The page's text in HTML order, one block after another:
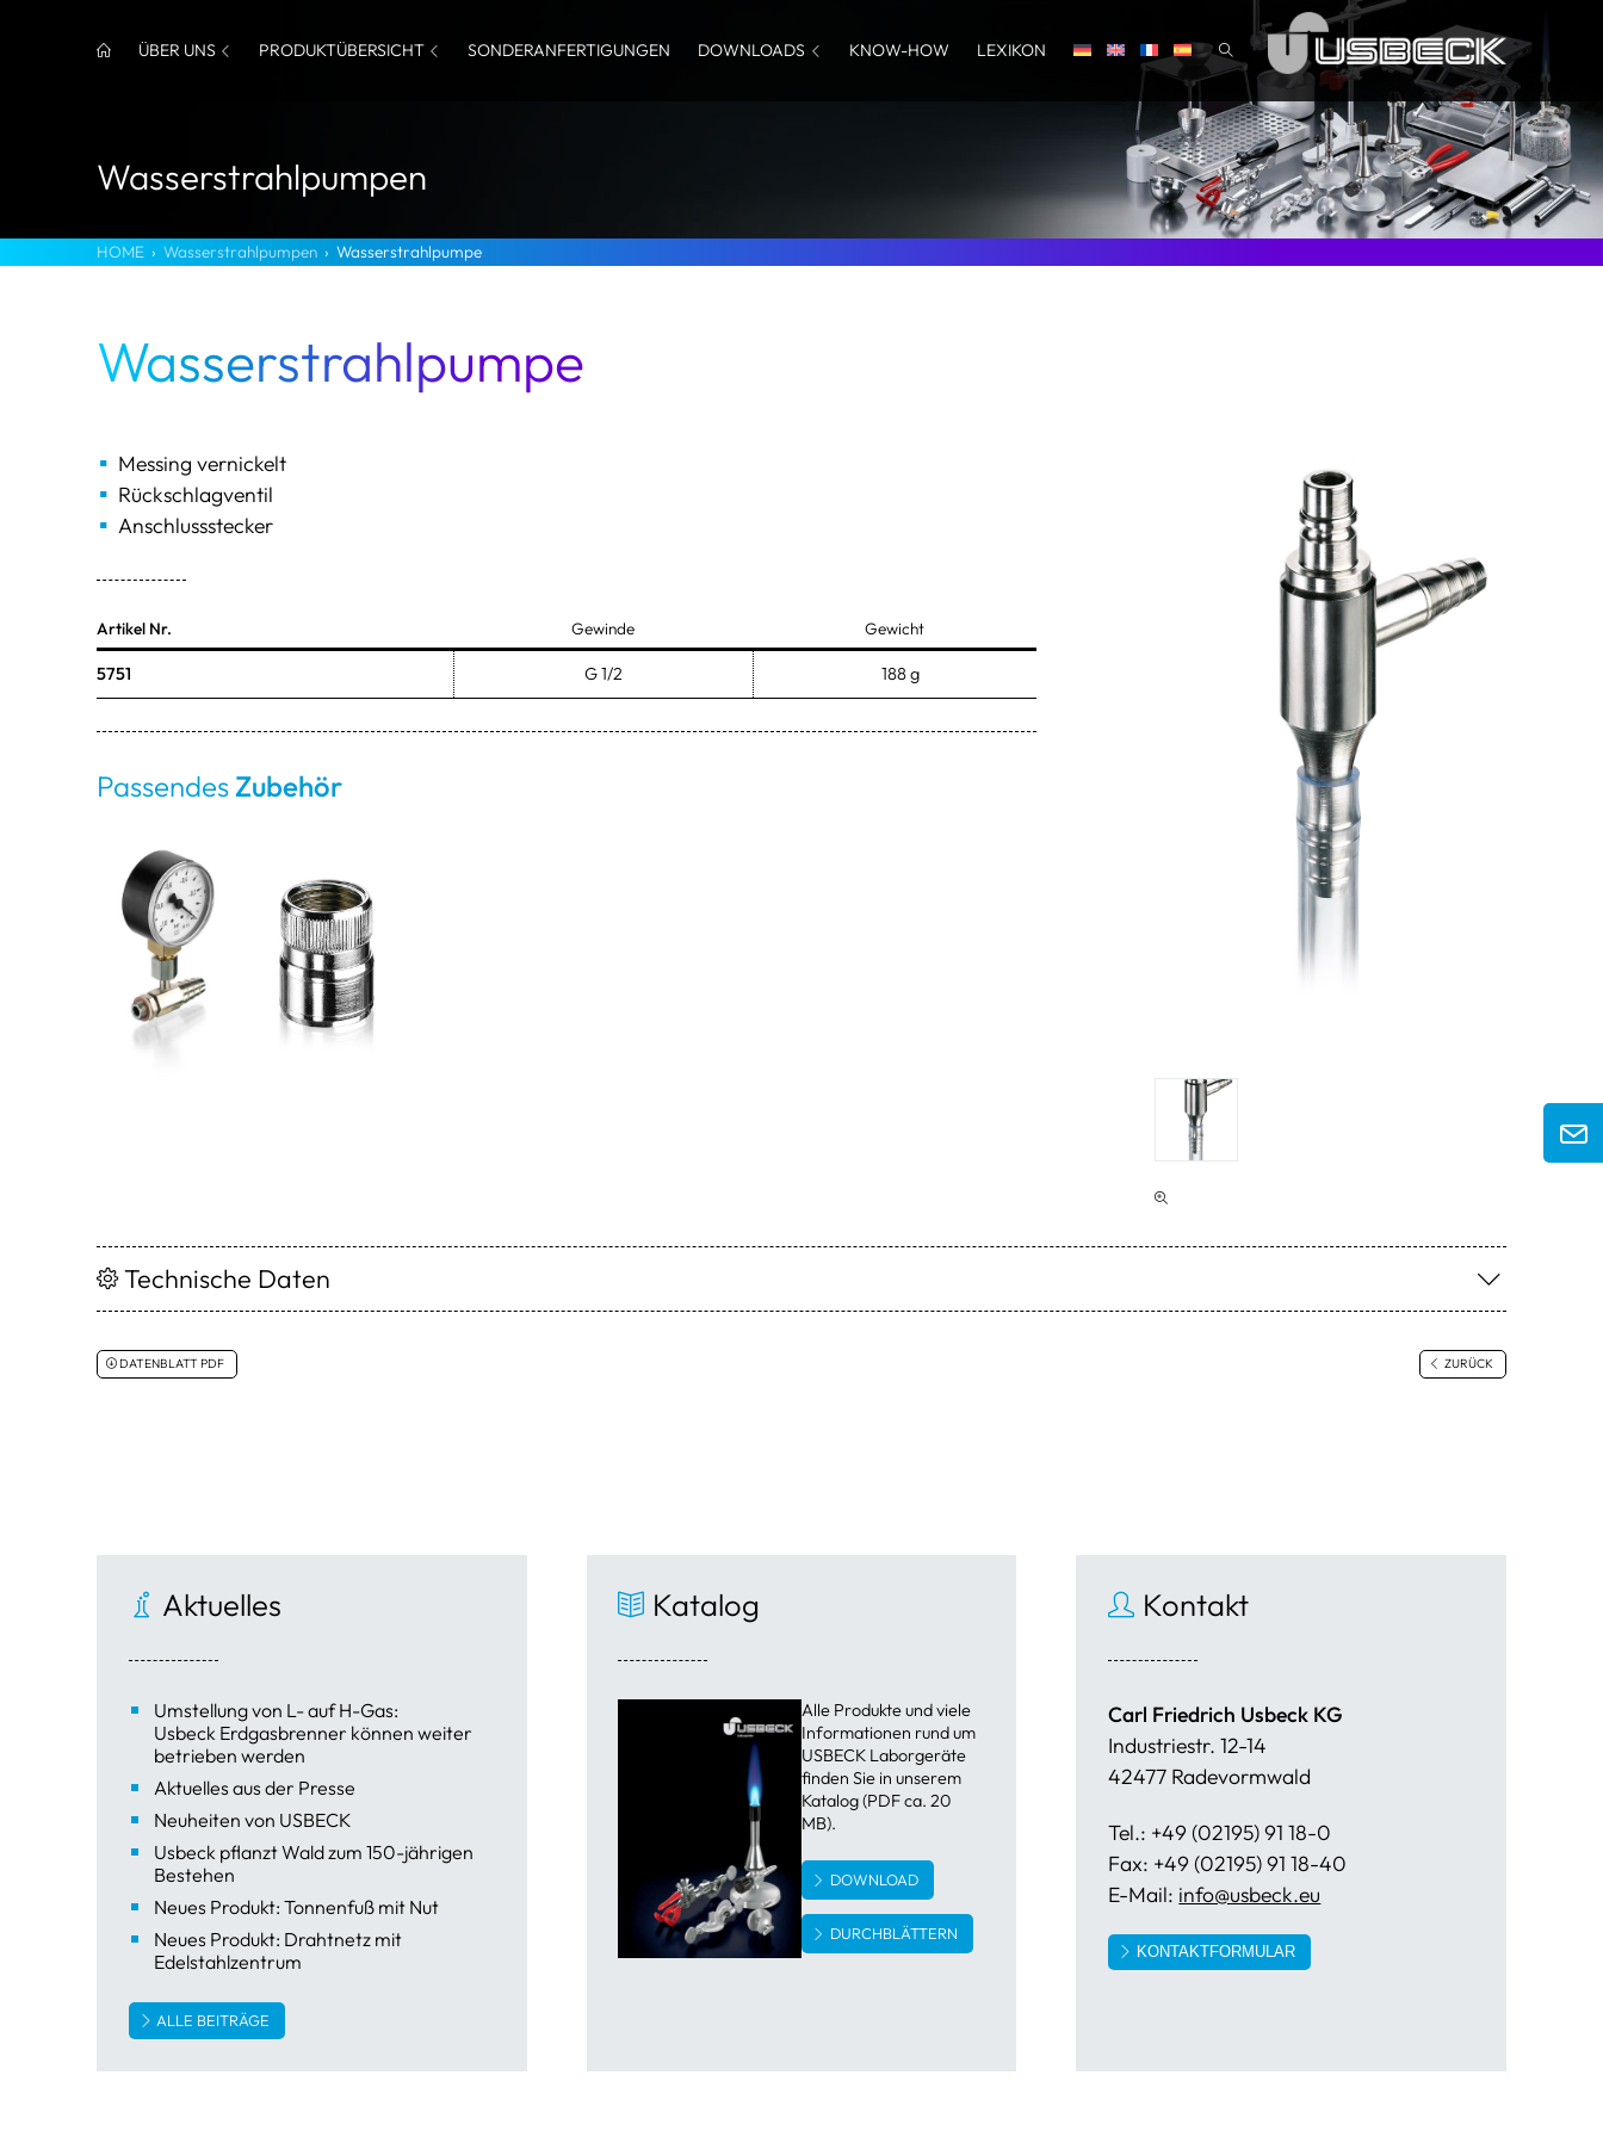
ÜBER UNS PRODUKTÜBERSICHT SONDERANFERTIGUNGEN DOWNLOADS KNOW-HOW LEXIKON
Wasserstrahlpumpen
HOME› Wasserstrahlpumpen› Wasserstrahlpumpe
Wasserstrahlpumpe
Messing vernickelt
Rückschlagventil
Anschlussstecker
Artikel Nr. Gewinde Gewicht
5751 G 1/2 188 g
PassendesZubehör
Technische Daten
DATENBLATT PDF ZURÜCK
Aktuelles
Umstellung von L- auf H-Gas:
Usbeck Erdgasbrenner können weiter
betrieben werden
Aktuelles aus der Presse
Neuheiten von USBECK
Usbeck pflanzt Wald zum 150-jährigen
Bestehen
Neues Produkt: Tonnenfuß mit Nut
Neues Produkt: Drahtnetz mit
Edelstahlzentrum
ALLE BEITRÄGE
Katalog
Alle Produkte und viele
Informationen rund um
USBECK Laborgeräte
finden Sie in unserem
Katalog (PDF ca. 20
MB).
DOWNLOAD
DURCHBLÄTTERN
Kontakt
Carl Friedrich Usbeck KG
Industriestr. 12-14
42477 Radevormwald
Tel.: +49 (02195) 91 18-0
Fax: +49 (02195) 91 18-40
E-Mail: info@usbeck.eu
KONTAKTFORMULAR